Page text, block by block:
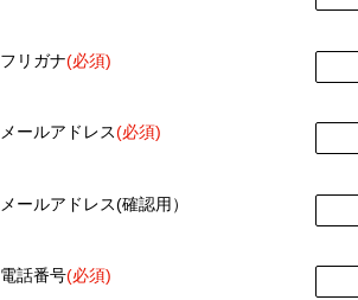
フリガナ(必須)
メールアドレス(必須)
メールアドレス(確認用）
電話番号(必須)